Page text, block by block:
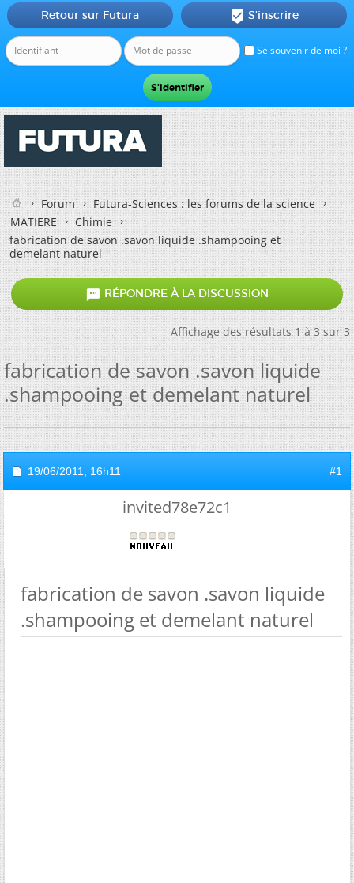
Se souvenir de moi ?
Retour sur Futura  S'inscrire
Forum
Futura-Sciences : les forums de la science
MATIERE
Chimie
fabrication de savon .savon liquide .shampooing et
demelant naturel
 RÉPONDRE À LA DISCUSSION
Affichage des résultats 1 à 3 sur 3
fabrication de savon .savon liquide
.shampooing et demelant naturel
19/06/2011, 16h11 #1
invited78e72c1
fabrication de savon .savon liquide
.shampooing et demelant naturel